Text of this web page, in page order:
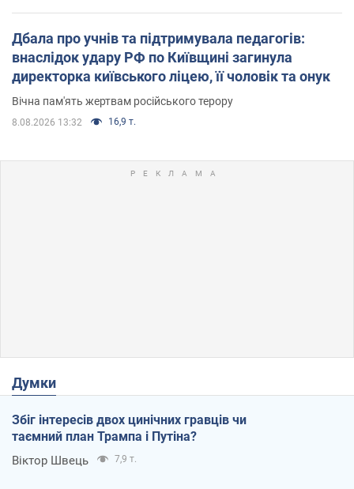
Дбала про учнів та підтримувала педагогів:
внаслідок удару РФ по Київщині загинула
директорка київського ліцею, її чоловік та онук
Вічна пам'ять жертвам російського терору
8.08.2026 13:32 16,9 т.
Думки
Збіг інтересів двох цинічних гравців чи
таємний план Трампа і Путіна?
Віктор Швець 7,9 т.